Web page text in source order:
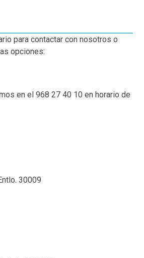
para contactar con nosotros o
opciones:
en el 968 27 40 10 en horario de
30009